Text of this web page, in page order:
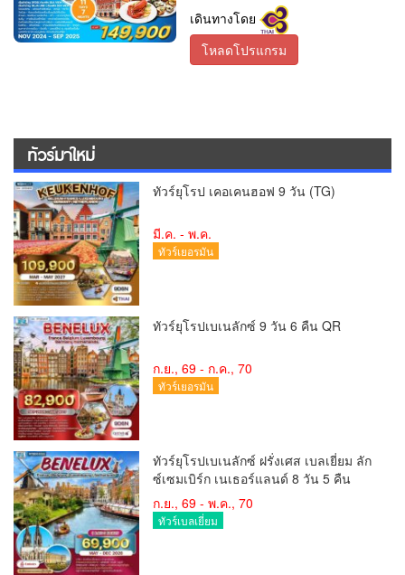
เดินทางโดย
โหลดโปรแกรม
ทัวร์มาใหม่
ทัวร์ยุโรป เคอเคนฮอฟ 9 วัน (TG)
มี.ค. - พ.ค.
ทัวร์เยอรมัน
ทัวร์ยุโรปเบเนลักซ์ 9 วัน 6 คืน QR
ก.ย., 69 - ก.ค., 70
ทัวร์เยอรมัน
ทัวร์ยุโรปเบเนลักซ์ ฝรั่งเศส เบลเยี่ยม ลัก
ซ์เซมเบิร์ก เนเธอร์แลนด์ 8 วัน 5 คืน
ก.ย., 69 - พ.ค., 70
ทัวร์เบลเยี่ยม